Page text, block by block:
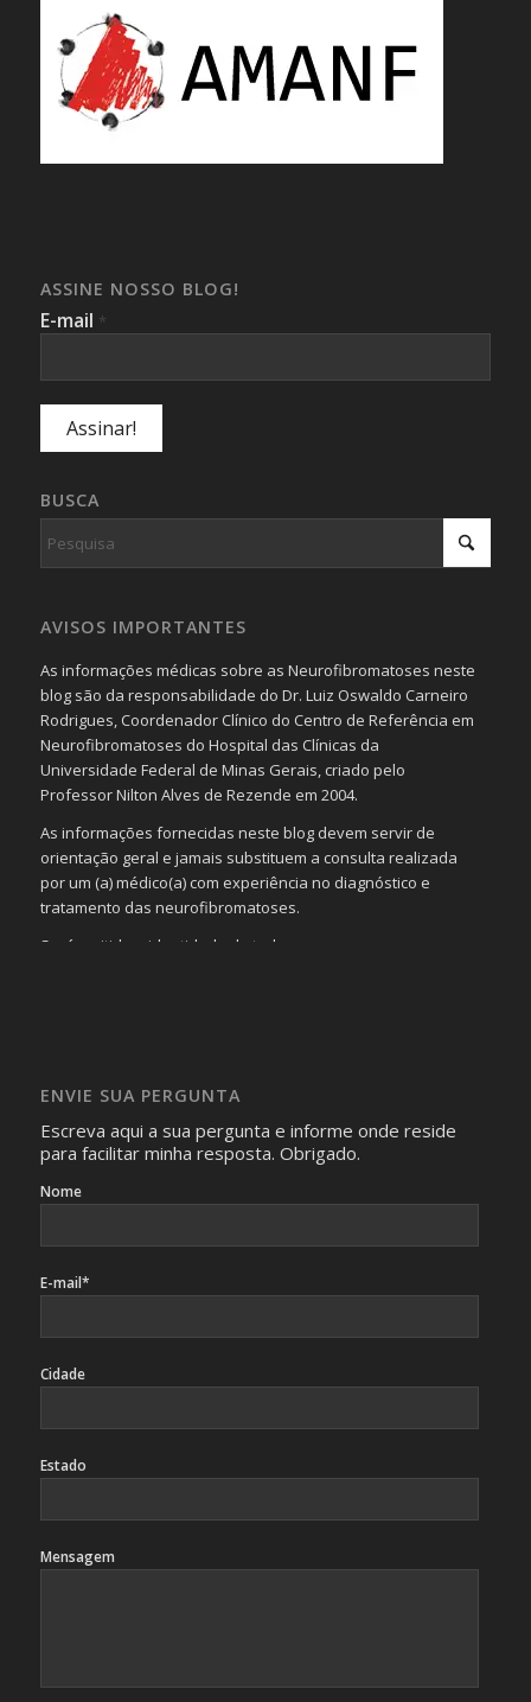
ASSINE NOSSO BLOG!
E-mail *
BUSCA
AVISOS IMPORTANTES
As informações médicas sobre as Neurofibromatoses neste
blog são da responsabilidade do Dr. Luiz Oswaldo Carneiro
Rodrigues, Coordenador Clínico do Centro de Referência em
Neurofibromatoses do Hospital das Clínicas da
Universidade Federal de Minas Gerais, criado pelo
Professor Nilton Alves de Rezende em 2004.
As informações fornecidas neste blog devem servir de
orientação geral e jamais substituem a consulta realizada
por um (a) médico(a) com experiência no diagnóstico e
tratamento das neurofibromatoses.
Será omitida a identidade de todas as pessoas que
identificação da pessoa fotografada.
ENVIE SUA PERGUNTA
Escreva aqui a sua pergunta e informe onde reside
para facilitar minha resposta. Obrigado.
Nome
E-mail*
Cidade
Estado
Mensagem